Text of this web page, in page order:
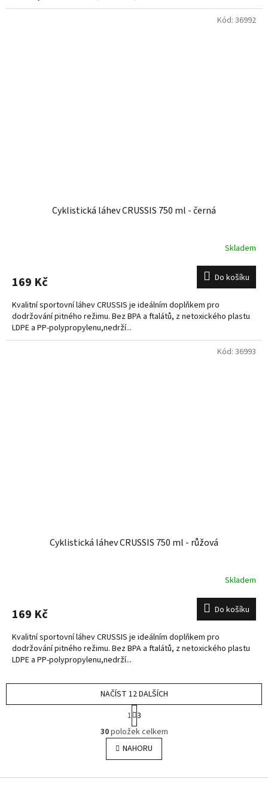
Cyklistická láhev CRUSSIS 750 ml - černá
Skladem
169 Kč Do košíku
Kvalitní sportovní láhev CRUSSIS je ideálním doplňkem pro
dodržování pitného režimu. Bez BPA a ftalátů, z netoxického plastu
LDPE a PP-polypropylenu,nedrží...
Kód: 36992
Cyklistická láhev CRUSSIS 750 ml - růžová
Skladem
169 Kč Do košíku
Kvalitní sportovní láhev CRUSSIS je ideálním doplňkem pro
dodržování pitného režimu. Bez BPA a ftalátů, z netoxického plastu
LDPE a PP-polypropylenu,nedrží...
Kód: 36993
O
v
l
á
NAČÍST 12 DALŠÍCH
S
t
r
á
n
k
v
1 3
30položek celkem
NAHORU
Z